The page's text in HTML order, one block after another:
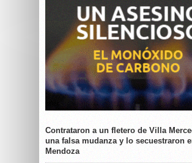
Contrataron a un fletero de Villa
una falsa mudanza y lo secuestraron
Mendoza